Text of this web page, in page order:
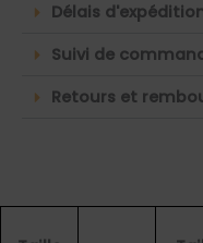
Délais
Suivi de
Retours et